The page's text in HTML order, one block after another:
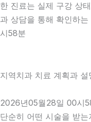
한 진료는 실제 구강 상
과 상담을 통해 확인하
시58분
지역치과 치료 계획과
2026년05월28일 00시
단순히 어떤 시술을 받